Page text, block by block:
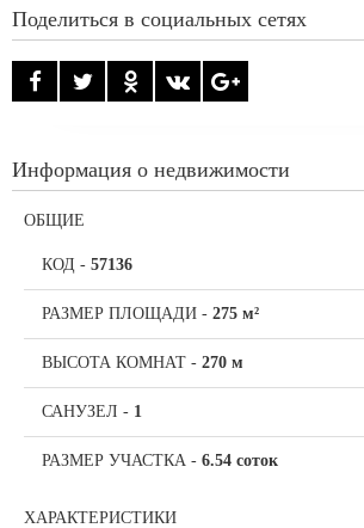
Поделиться в социальных сетях
Информация о недвижимости
ОБЩИЕ
КОД - 57136
РАЗМЕР ПЛОЩАДИ - 275 м²
ВЫСОТА КОМНАТ - 270 м
САНУЗЕЛ - 1
РАЗМЕР УЧАСТКА - 6.54 соток
ХАРАКТЕРИСТИКИ